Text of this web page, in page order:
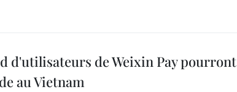
d'utilisateurs de Weixin Pay pourront
au Vietnam